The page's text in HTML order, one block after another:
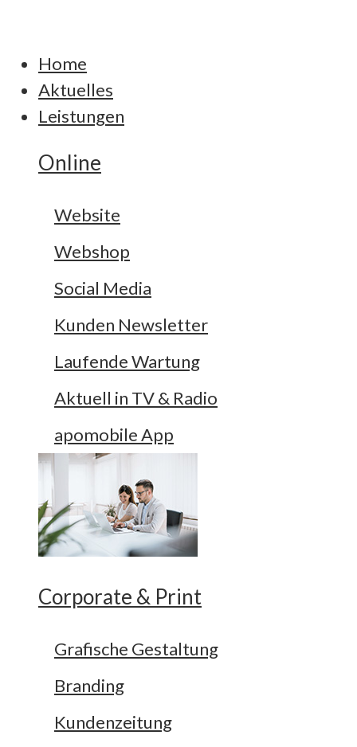
Home
Aktuelles
Leistungen
Online
Website
Webshop
Social Media
Kunden Newsletter
Laufende Wartung
Aktuell in TV & Radio
apomobile App
Corporate & Print
Grafische Gestaltung
Branding
Kundenzeitung